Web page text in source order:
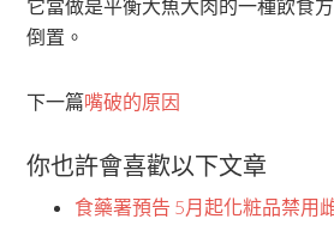
它當做是平衡大魚大肉的一種飲食
倒置。
下一篇嘴破的原因
你也許會喜歡以下文章
食藥署預告 5月起化粧品禁用